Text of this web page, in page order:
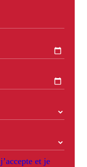
j’accepte et je